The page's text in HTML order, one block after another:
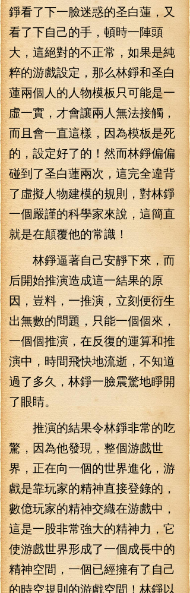
錚看了下一臉迷惑的圣白蓮，又
看了下自己的手，頓時一陣頭
大，這絕對的不正常，如果是純
粹的游戲設定，那么林錚和圣白
蓮兩個人的人物模板只可能是一
虛一實，才會讓兩人無法接觸，
而且會一直這樣，因為模板是死
的，設定好了的！然而林錚偏偏
碰到了圣白蓮兩次，這完全違背
了虛擬人物建模的規則，對林錚
一個嚴謹的科學家來說，這簡直
就是在顛覆他的常識！
林錚逼著自己安靜下來，而
后開始推演造成這一結果的原
因，豈料，一推演，立刻便衍生
出無數的問題，只能一個個來，
一個個推演，在反復的運算和推
演中，時間飛快地流逝，不知道
過了多久，林錚一臉震驚地睜開
了眼睛。
推演的結果令林錚非常的吃
驚，因為他發現，整個游戲世
界，正在向一個的世界進化，游
戲是靠玩家的精神直接登錄的，
數億玩家的精神交織在游戲中，
這是一股非常強大的精神力，它
使游戲世界形成了一個成長中的
精神空間，一個已經擁有了自己
的時空規則的游戲空間！林錚以